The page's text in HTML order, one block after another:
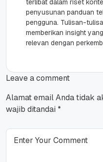
terlibat dalam riset
penyusunan panduan
pengguna. Tulisan-
memberikan insight
relevan dengan
Leave a comment
Alamat email Anda tidak
wajib ditandai *